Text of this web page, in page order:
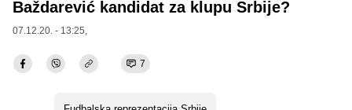
Baždarević kandidat za klupu Srbije?
07.12.20. - 13:25,
7